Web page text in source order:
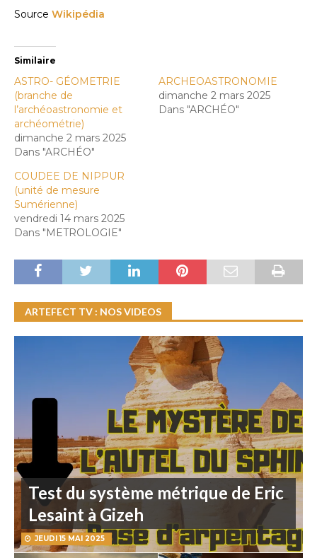
Source Wikipédia
Similaire
ASTRO- GÉOMETRIE
(branche de
l’archéoastronomie et
archéométrie)
dimanche 2 mars 2025
Dans "ARCHÉO"
ARCHEOASTRONOMIE
dimanche 2 mars 2025
Dans "ARCHÉO"
COUDEE DE NIPPUR
(unité de mesure
Sumérienne)
vendredi 14 mars 2025
Dans "METROLOGIE"
ARTEFECT TV : NOS VIDEOS
Test du système métrique de Eric
Lesaint à Gizeh
JEUDI 15 MAI 2025